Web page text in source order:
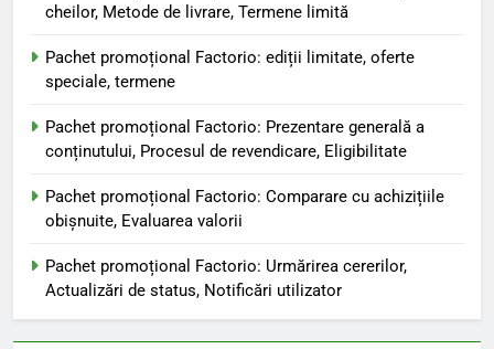
cheilor, Metode de livrare, Termene limită
Pachet promoțional Factorio: ediții limitate, oferte
speciale, termene
Pachet promoțional Factorio: Prezentare generală a
conținutului, Procesul de revendicare, Eligibilitate
Pachet promoțional Factorio: Comparare cu achizițiile
obișnuite, Evaluarea valorii
Pachet promoțional Factorio: Urmărirea cererilor,
Actualizări de status, Notificări utilizator